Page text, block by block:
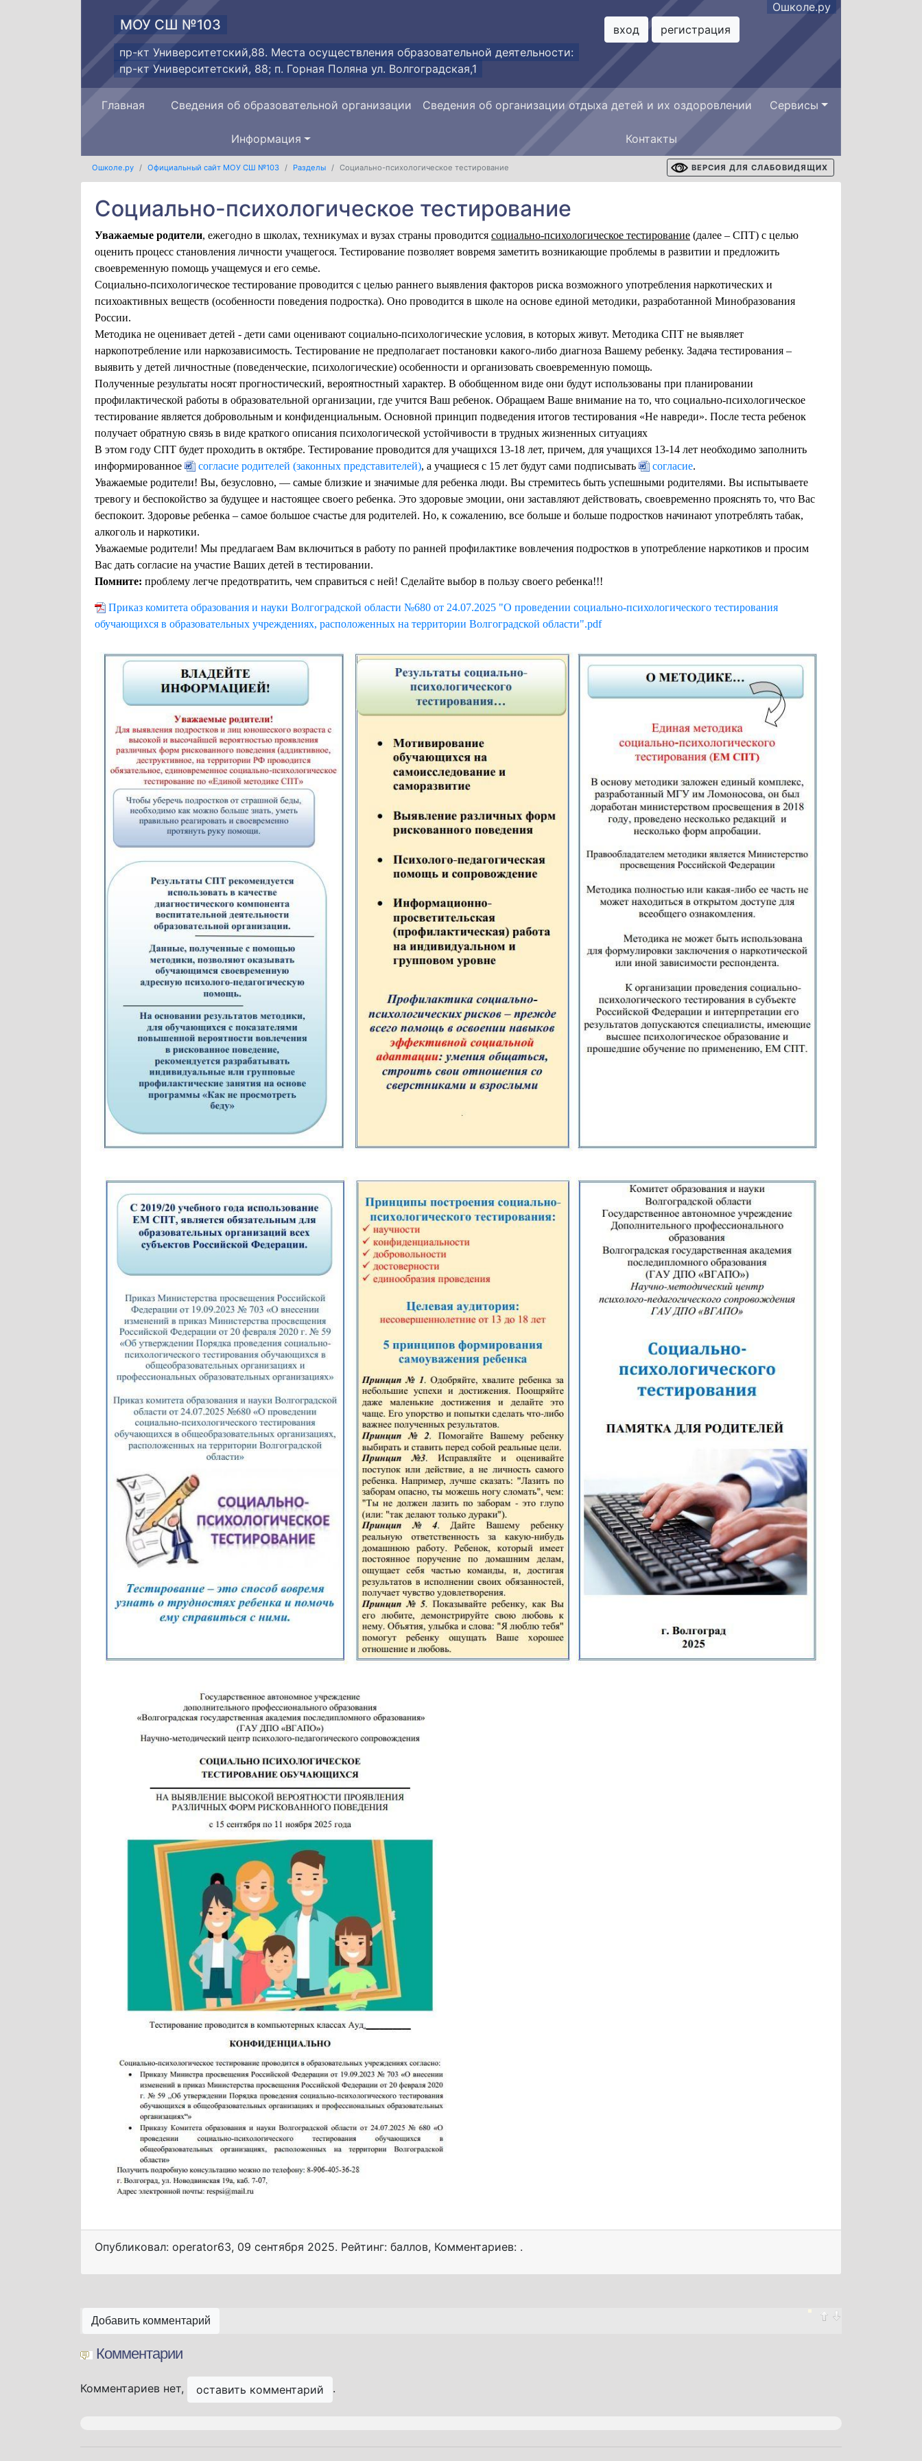
МОУ СШ №103
пр-кт Университетский,88. Места осуществления образовательной деятельности:
пр-кт Университетский, 88; п. Горная Поляна ул. Волгоградская,1
Ошколе.ру
вход
регистрация
Главная Сведения об образовательной организации Сведения об организации отдыха детей и их оздоровлении Сервисы
Информация Контакты
Ошколе.ру Официальный сайт МОУ СШ №103 Разделы Социально-психологическое тестирование ВЕРСИЯ ДЛЯ СЛАБОВИДЯЩИХ
Социально-психологическое тестирование
Уважаемые родители, ежегодно в школах, техникумах и вузах страны проводится социально-психологическое тестирование (далее – СПТ) с целью
оценить процесс становления личности учащегося. Тестирование позволяет вовремя заметить возникающие проблемы в развитии и предложить
своевременную помощь учащемуся и его семье.
Социально-психологическое тестирование проводится с целью раннего выявления факторов риска возможного употребления наркотических и
психоактивных веществ (особенности поведения подростка). Оно проводится в школе на основе единой методики, разработанной Минобразования
России.
Методика не оценивает детей - дети сами оценивают социально-психологические условия, в которых живут. Методика СПТ не выявляет
наркопотребление или наркозависимость. Тестирование не предполагает постановки какого-либо диагноза Вашему ребенку. Задача тестирования –
выявить у детей личностные (поведенческие, психологические) особенности и организовать своевременную помощь.
Полученные результаты носят прогностический, вероятностный характер. В обобщенном виде они будут использованы при планировании
профилактической работы в образовательной организации, где учится Ваш ребенок. Обращаем Ваше внимание на то, что социально-психологическое
тестирование является добровольным и конфиденциальным. Основной принцип подведения итогов тестирования «Не навреди». После теста ребенок
получает обратную связь в виде краткого описания психологической устойчивости в трудных жизненных ситуациях
В этом году СПТ будет проходить в октябре. Тестирование проводится для учащихся 13-18 лет, причем, для учащихся 13-14 лет необходимо заполнить
информированное
согласие родителей (законных представителей), а учащиеся с 15 лет будут сами подписывать согласие.
Уважаемые родители! Вы, безусловно, — самые близкие и значимые для ребенка люди. Вы стремитесь быть успешными родителями. Вы испытываете
тревогу и беспокойство за будущее и настоящее своего ребенка. Это здоровые эмоции, они заставляют действовать, своевременно прояснять то, что Вас
беспокоит. Здоровье ребенка – самое большое счастье для родителей. Но, к сожалению, все больше и больше подростков начинают употреблять табак,
алкоголь и наркотики.
Уважаемые родители! Мы предлагаем Вам включиться в работу по ранней профилактике вовлечения подростков в употребление наркотиков и просим
Вас дать согласие на участие Ваших детей в тестировании.
Помните: проблему легче предотвратить, чем справиться с ней! Сделайте выбор в пользу своего ребенка!!!
Приказ комитета образования и науки Волгоградской области №680 от 24.07.2025 "О проведении социально-психологического тестирования
обучающихся в образовательных учреждениях, расположенных на территории Волгоградской области".pdf
Опубликовал: operator63, 09 сентября 2025. Рейтинг: баллов, Комментариев: .
Добавить комментарий
Комментарии
Комментариев нет, оставить комментарий .